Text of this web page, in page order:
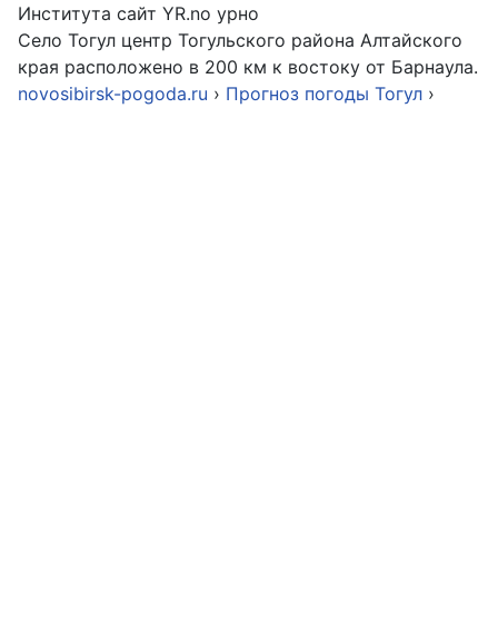
Института сайт YR.no урно
Село Тогул центр Тогульского района Алтайского
края расположено в 200 км к востоку от Барнаула.
novosibirsk-pogoda.ru › Прогноз погоды Тогул ›